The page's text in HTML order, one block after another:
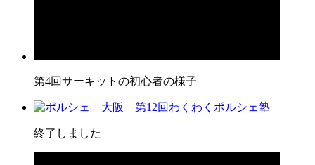
第4回サーキットの初心者の様子
終了しました